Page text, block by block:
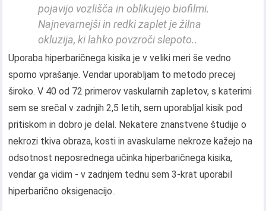
pojavijo vozlišča in oblikujejo biofilmi.
Najnevarnejši in redki zaplet je žilna
okluzija, ki lahko povzroči slepoto..
Uporaba hiperbaričnega kisika je v veliki meri še vedno
sporno vprašanje. Vendar uporabljam to metodo precej
široko. V 40 od ​​72 primerov vaskularnih zapletov, s katerimi
sem se srečal v zadnjih 2,5 letih, sem uporabljal kisik pod
pritiskom in dobro je delal. Nekatere znanstvene študije o
nekrozi tkiva obraza, kosti in avaskularne nekroze kažejo na
odsotnost neposrednega učinka hiperbaričnega kisika,
vendar ga vidim - v zadnjem tednu sem 3-krat uporabil
hiperbarično oksigenacijo..